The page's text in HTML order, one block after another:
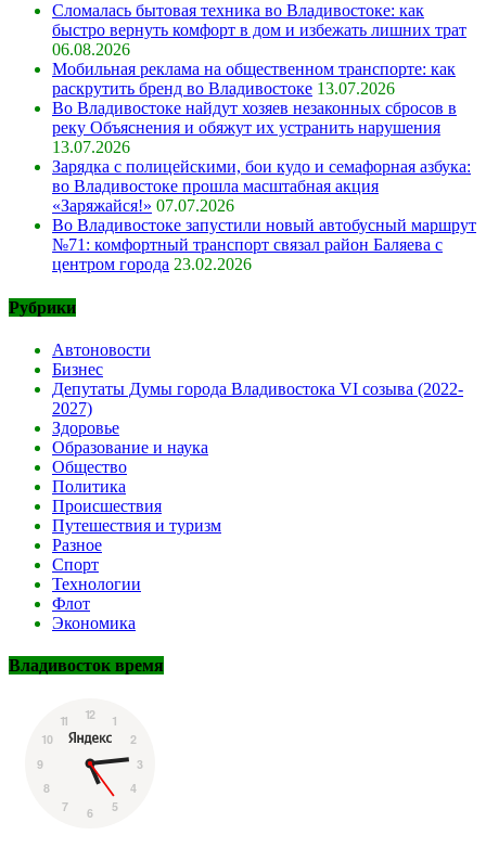
Сломалась бытовая техника во Владивостоке: как
быстро вернуть комфорт в дом и избежать лишних трат
06.08.2026
Мобильная реклама на общественном транспорте: как
раскрутить бренд во Владивостоке 13.07.2026
Во Владивостоке найдут хозяев незаконных сбросов в
реку Объяснения и обяжут их устранить нарушения
13.07.2026
Зарядка с полицейскими, бои кудо и семафорная азбука:
во Владивостоке прошла масштабная акция
«Заряжайся!» 07.07.2026
Во Владивостоке запустили новый автобусный маршрут
№71: комфортный транспорт связал район Баляева с
центром города 23.02.2026
Рубрики
Автоновости
Бизнес
Депутаты Думы города Владивостока VI созыва (2022-
2027)
Здоровье
Образование и наука
Общество
Политика
Происшествия
Путешествия и туризм
Разное
Спорт
Технологии
Флот
Экономика
Владивосток время